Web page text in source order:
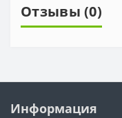
Отзывы (0)
Информация